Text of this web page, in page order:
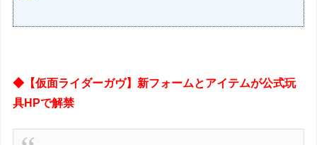
◆【仮面ライダーガヴ】新フォームとアイテムが公式玩
具HPで解禁